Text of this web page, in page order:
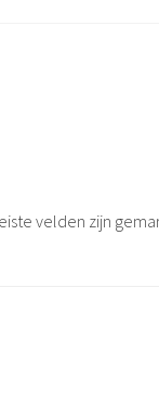
velden zijn